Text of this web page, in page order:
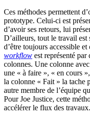
Ces méthodes permettent
prototype. Celui-ci est
d’avoir ses retours, lui
D’ailleurs, tout le travail est
d’être toujours accessible
workflow est représenté
colonnes. Une colonne
une « à faire », « en cours
la colonne « Fait » la tache
autre membre de l’équipe
Pour Joe Justice, cette
accélérer le flux des travaux.